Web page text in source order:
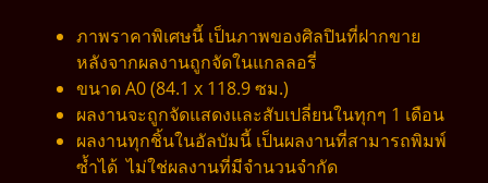
ภาพราคาพิเศษนี้ เป็นภาพของศิลปินที่ฝากขาย
หลังจากผลงานถูกจัดในแกลลอรี่
ขนาด A0 (84.1 x 118.9 ซม.)
ผลงานจะถูกจัดแสดงและสับเปลี่ยนในทุกๆ 1 เดือน
ผลงานทุกชิ้นในอัลบัมนี้ เป็นผลงานที่สามารถพิมพ์
ซ้ำได้ ไม่ใช่ผลงานที่มีจำนวนจำกัด